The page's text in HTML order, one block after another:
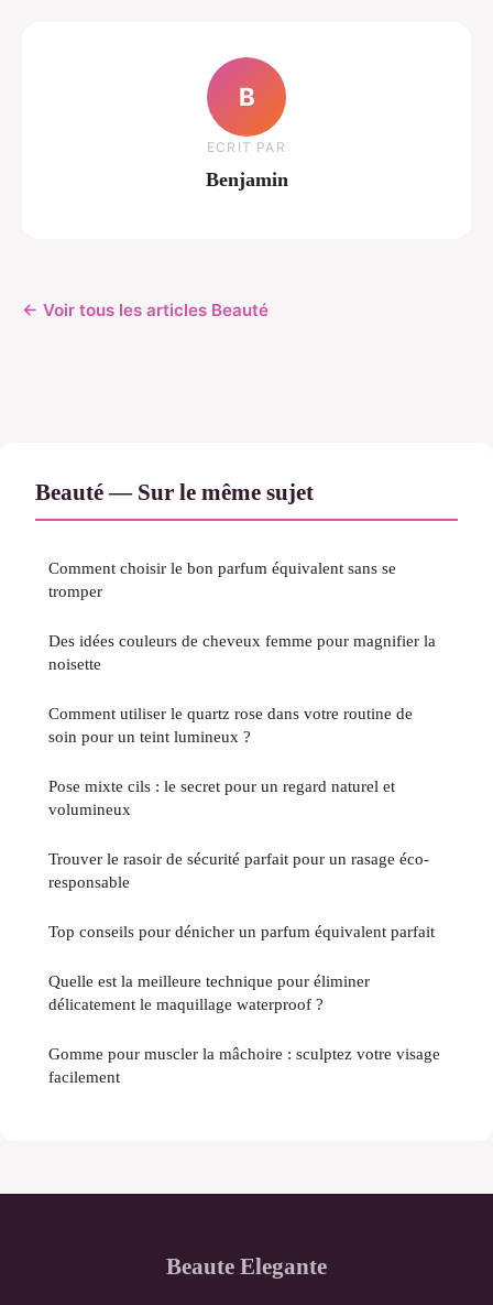
B
ECRIT PAR
Benjamin
← Voir tous les articles Beauté
Beauté — Sur le même sujet
Comment choisir le bon parfum équivalent sans se
tromper
Des idées couleurs de cheveux femme pour magnifier la
noisette
Comment utiliser le quartz rose dans votre routine de
soin pour un teint lumineux ?
Pose mixte cils : le secret pour un regard naturel et
volumineux
Trouver le rasoir de sécurité parfait pour un rasage éco-
responsable
Top conseils pour dénicher un parfum équivalent parfait
Quelle est la meilleure technique pour éliminer
délicatement le maquillage waterproof ?
Gomme pour muscler la mâchoire : sculptez votre visage
facilement
Beaute Elegante